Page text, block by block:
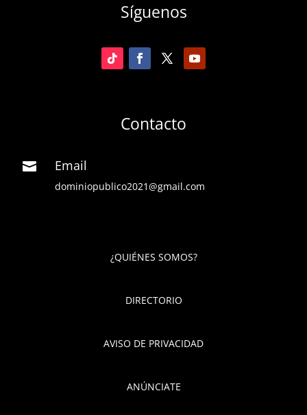
Síguenos
Contacto
 Email
dominiopublico2021@gmail.com
¿QUIÉNES SOMOS?
DIRECTORIO
AVISO DE PRIVACIDAD
ANÚNCIATE